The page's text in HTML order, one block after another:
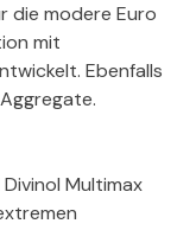
die modere Euro
mit
Ebenfalls
Multimax